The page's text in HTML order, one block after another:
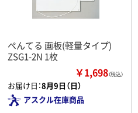
ぺんてる 画板(軽量タイプ)
ZSG1-2N 1枚
￥1,698（税込）
お届け日：8月9日（日）
アスクル在庫商品